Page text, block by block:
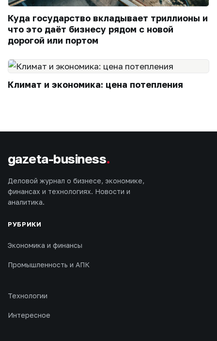
Куда государство вкладывает триллионы и
что это даёт бизнесу рядом с новой
дорогой или портом
Климат и экономика: цена потепления
gazeta-business.
Деловой журнал о бизнесе, экономике,
финансах и технологиях. Новости и
аналитика.
РУБРИКИ
Экономика и финансы
Промышленность и АПК
Технологии
Интересное